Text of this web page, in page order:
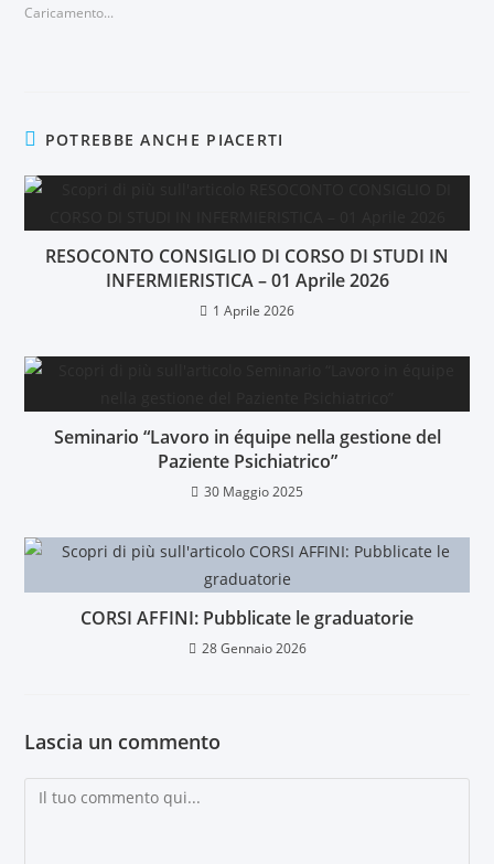
Caricamento...
POTREBBE ANCHE PIACERTI
RESOCONTO CONSIGLIO DI CORSO DI STUDI IN
INFERMIERISTICA – 01 Aprile 2026
1 Aprile 2026
Seminario “Lavoro in équipe nella gestione del
Paziente Psichiatrico”
30 Maggio 2025
CORSI AFFINI: Pubblicate le graduatorie
28 Gennaio 2026
Lascia un commento